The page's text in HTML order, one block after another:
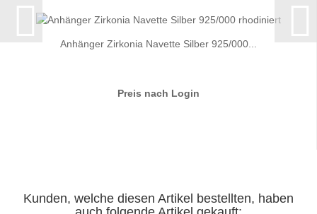
Anhänger Zirkonia Navette Silber 925/000...
Preis nach Login
Kunden, welche diesen Artikel bestellten, haben